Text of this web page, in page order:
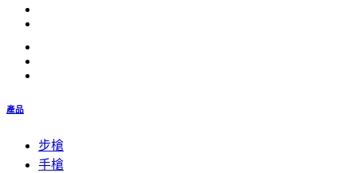
產品
步槍
手槍